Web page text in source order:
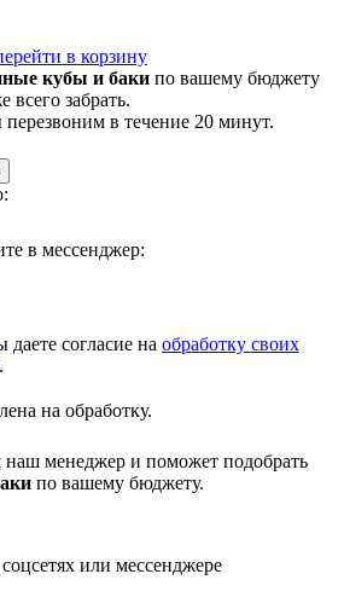
в корзину
кубы и баки по вашему бюджету
всего забрать.
в течение 20 минут.
в мессенджер:
согласие на обработку своих
.
на обработку.
наш менеджер и поможет подобрать
по вашему бюджету.
или мессенджере